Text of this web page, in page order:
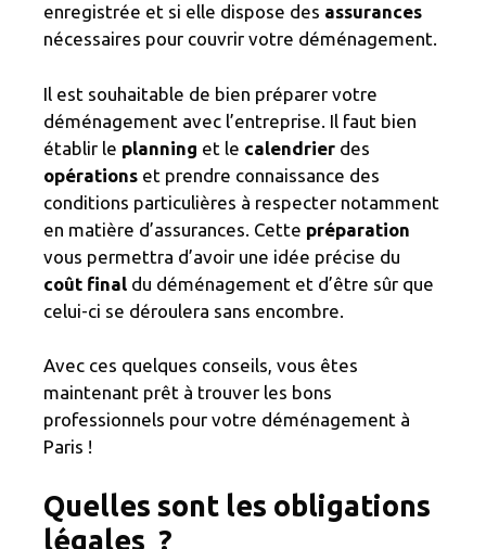
enregistrée et si elle dispose des assurances
nécessaires pour couvrir votre déménagement.
Il est souhaitable de bien préparer votre
déménagement avec l’entreprise. Il faut bien
établir le planning et le calendrier des
opérations et prendre connaissance des
conditions particulières à respecter notamment
en matière d’assurances. Cette préparation
vous permettra d’avoir une idée précise du
coût final du déménagement et d’être sûr que
celui-ci se déroulera sans encombre.
Avec ces quelques conseils, vous êtes
maintenant prêt à trouver les bons
professionnels pour votre déménagement à
Paris !
Quelles sont les obligations
légales ?